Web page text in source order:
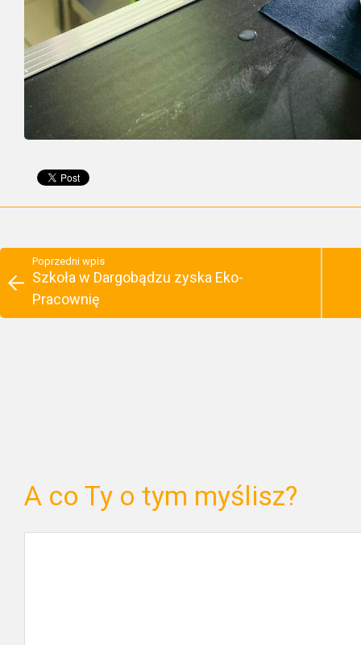
Poprzedni wpis
Szkoła w Dargobądzu zyska Eko-
Pracownię
A co Ty o tym myślisz?